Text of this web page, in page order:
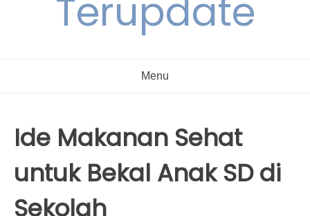
Terupdate
Menu
Ide Makanan Sehat
untuk Bekal Anak SD di
Sekolah